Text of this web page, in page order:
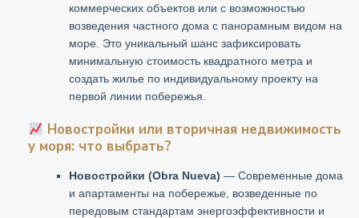
коммерческих объектов или с возможностью
возведения частного дома с панорамным видом на
море. Это уникальный шанс зафиксировать
минимальную стоимость квадратного метра и
создать жилье по индивидуальному проекту на
первой линии побережья.
Новостройки или вторичная недвижимость
у моря: что выбрать?
Новостройки (Obra Nueva) — Современные дома
и апартаменты на побережье, возведенные по
передовым стандартам энергоэффективности и